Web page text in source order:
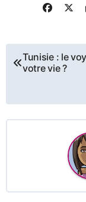
l’article
Tunisie : le
votre vie ?